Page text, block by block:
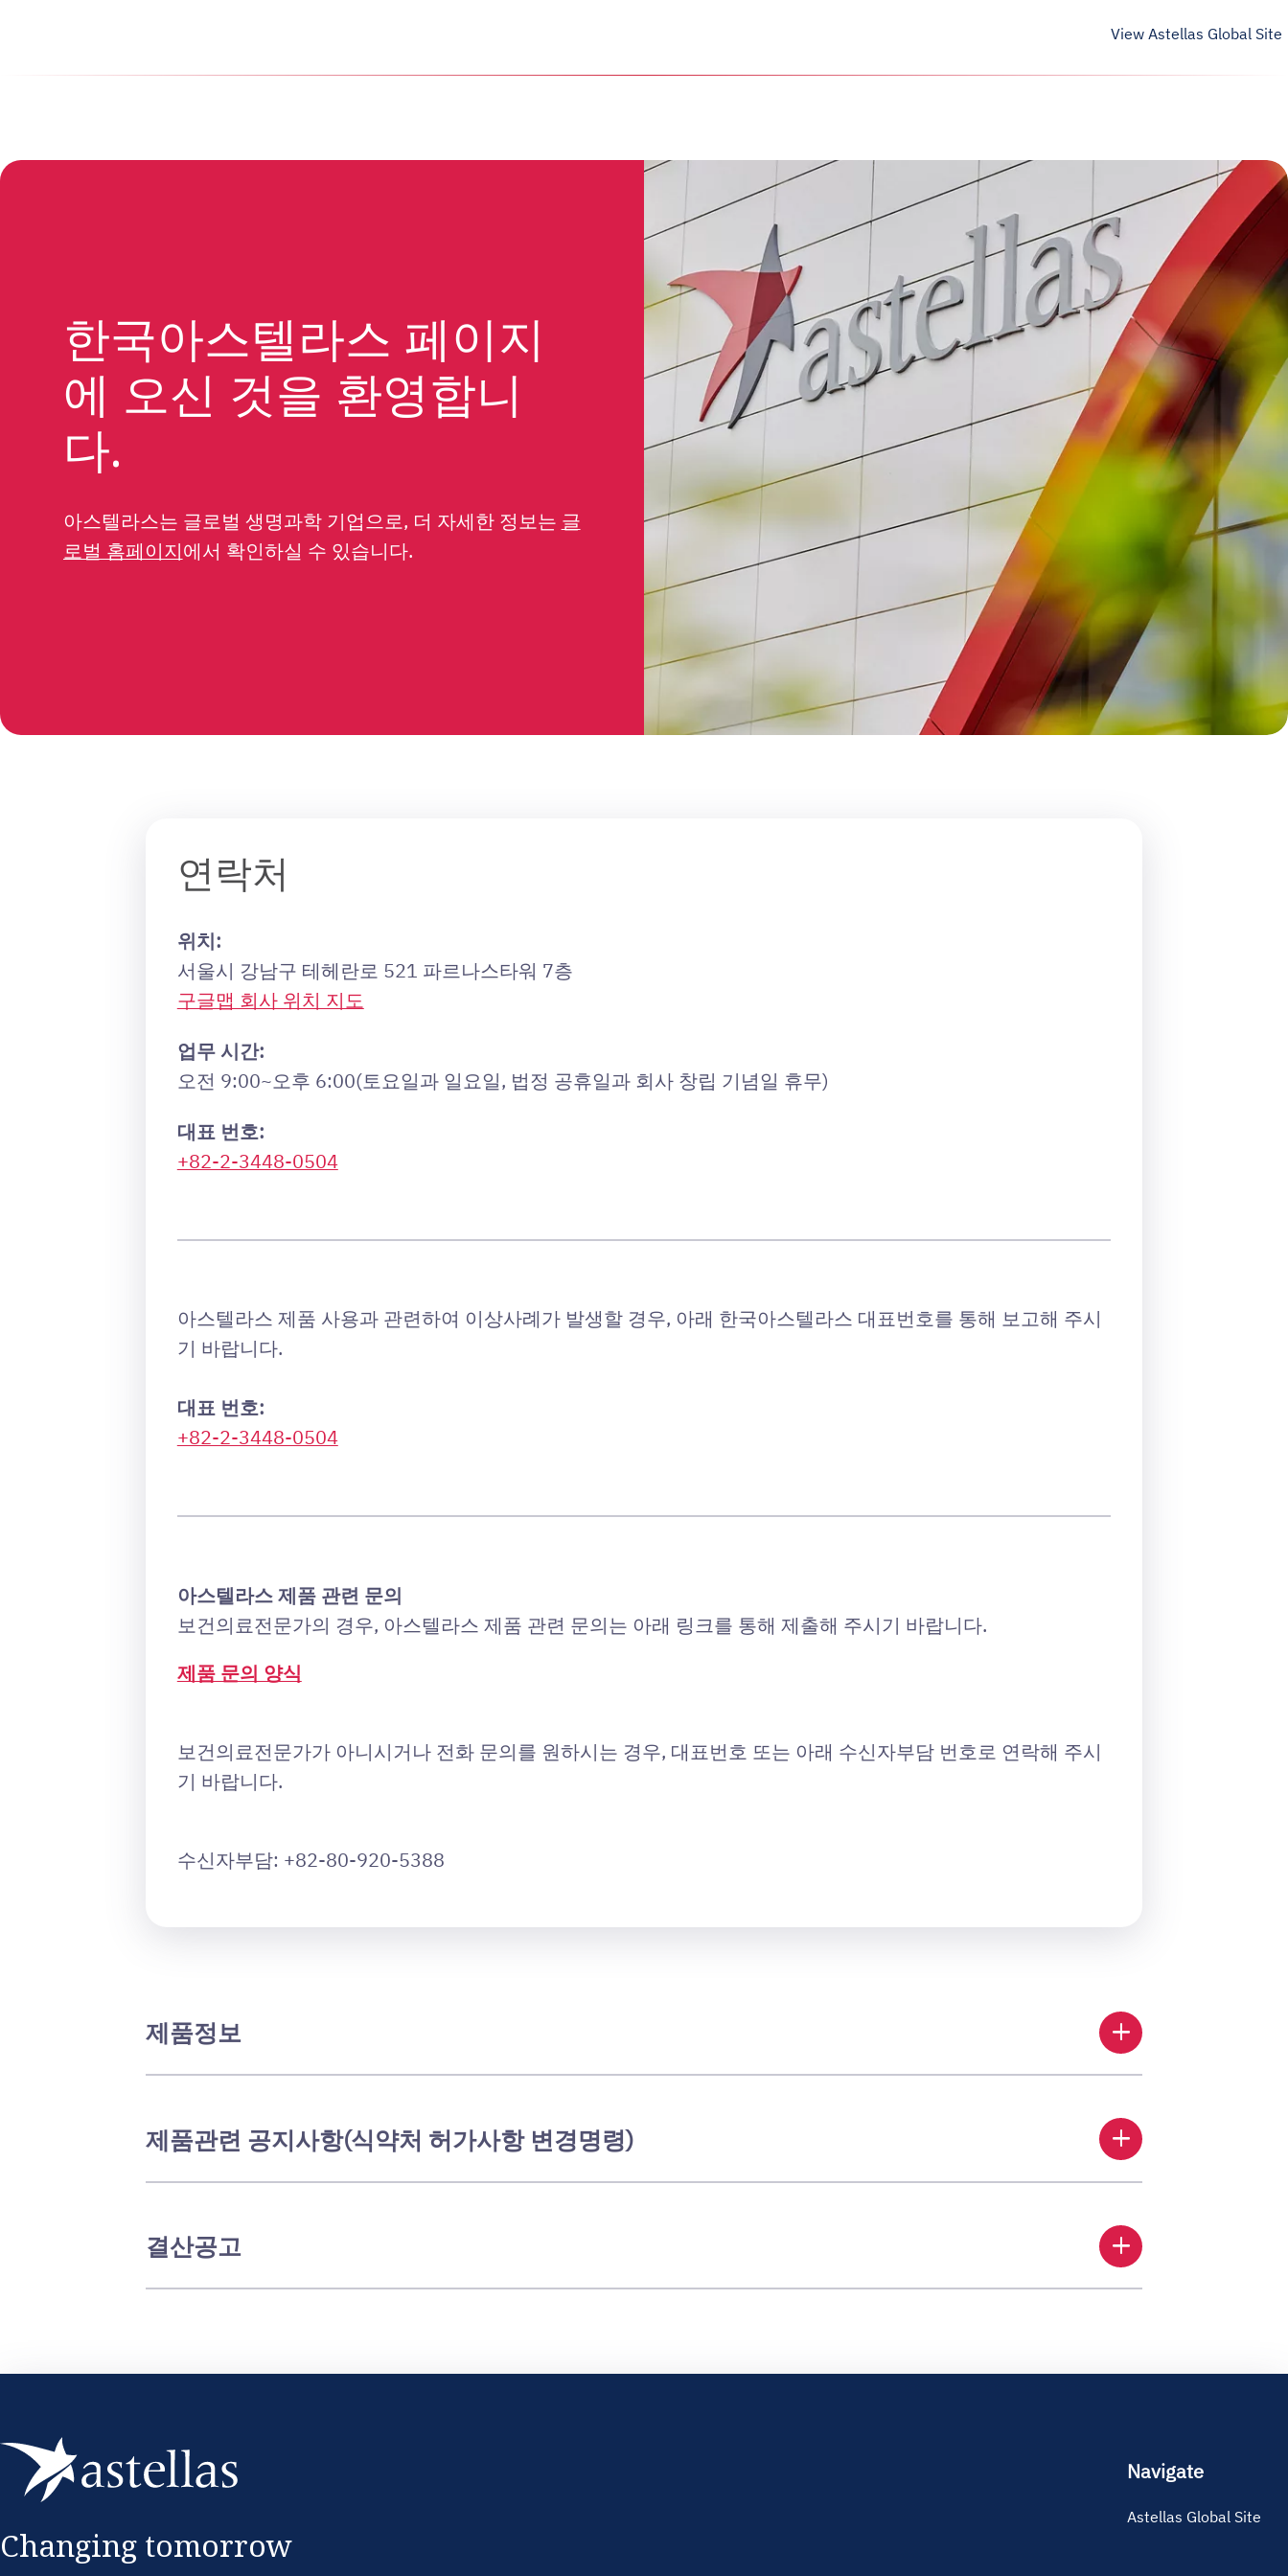
View Astellas Global Site
한국아스텔라스 페이지
에 오신 것을 환영합니
다.
아스텔라스는 글로벌 생명과학 기업으로, 더 자세한 정보는 글
로벌 홈페이지에서 확인하실 수 있습니다.
연락처
위치:
서울시 강남구 테헤란로 521 파르나스타워 7층
구글맵 회사 위치 지도
업무 시간:
오전 9:00~오후 6:00(토요일과 일요일, 법정 공휴일과 회사 창립 기념일 휴무)
대표 번호:
+82-2-3448-0504
아스텔라스 제품 사용과 관련하여 이상사례가 발생할 경우, 아래 한국아스텔라스 대표번호를 통해 보고해 주시
기 바랍니다.
대표 번호:
+82-2-3448-0504
아스텔라스 제품 관련 문의
보건의료전문가의 경우, 아스텔라스 제품 관련 문의는 아래 링크를 통해 제출해 주시기 바랍니다.
제품 문의 양식
보건의료전문가가 아니시거나 전화 문의를 원하시는 경우, 대표번호 또는 아래 수신자부담 번호로 연락해 주시
기 바랍니다.
수신자부담: +82-80-920-5388
제품정보 add
제품관련 공지사항(식약처 허가사항 변경명령) add
결산공고 add
Changing tomorrow
Navigate
Astellas Global Site